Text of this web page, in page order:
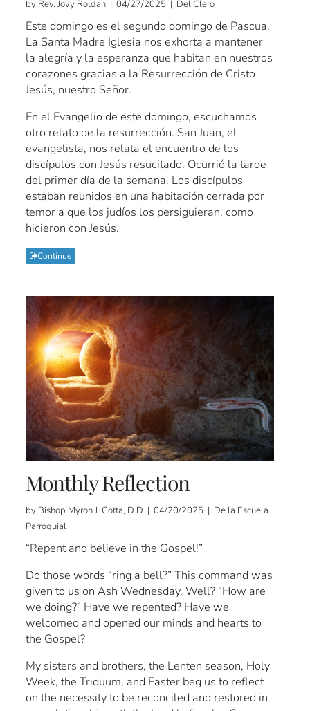
by Rev. Jovy Roldan | 04/27/2025 | Del Clero
Este domingo es el segundo domingo de Pascua.
La Santa Madre Iglesia nos exhorta a mantener
la alegría y la esperanza que habitan en nuestros
corazones gracias a la Resurrección de Cristo
Jesús, nuestro Señor.
En el Evangelio de este domingo, escuchamos
otro relato de la resurrección. San Juan, el
evangelista, nos relata el encuentro de los
discípulos con Jesús resucitado. Ocurrió la tarde
del primer día de la semana. Los discípulos
estaban reunidos en una habitación cerrada por
temor a que los judíos los persiguieran, como
hicieron con Jesús.
Continue
Monthly Reflection
by Bishop Myron J. Cotta, D.D | 04/20/2025 | De la Escuela
Parroquial
“Repent and believe in the Gospel!”
Do those words “ring a bell?” This command was
given to us on Ash Wednesday. Well? “How are
we doing?” Have we repented? Have we
welcomed and opened our minds and hearts to
the Gospel?
My sisters and brothers, the Lenten season, Holy
Week, the Triduum, and Easter beg us to reflect
on the necessity to be reconciled and restored in